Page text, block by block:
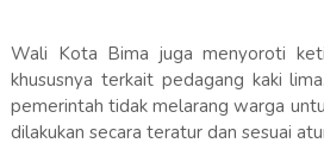
Wali Kota Bima juga menyoroti
khususnya terkait pedagang kaki
pemerintah tidak melarang warga
dilakukan secara teratur dan sesuai